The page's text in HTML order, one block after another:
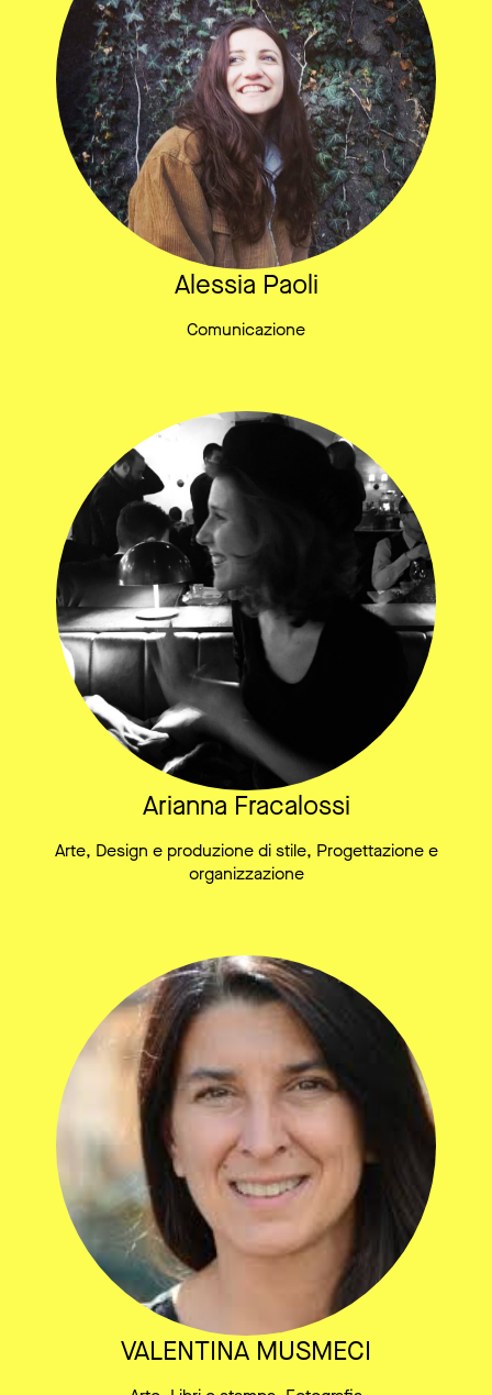
Alessia Paoli
Comunicazione
Arianna Fracalossi
Arte, Design e produzione di stile, Progettazione e
organizzazione
VALENTINA MUSMECI